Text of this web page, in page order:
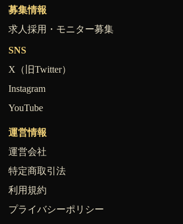
募集情報
求人採用・モニター募集
SNS
X（旧Twitter）
Instagram
YouTube
運営情報
運営会社
特定商取引法
利用規約
プライバシーポリシー